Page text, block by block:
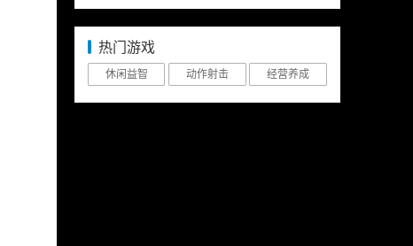
热门游戏
休闲益智 动作射击 经营养成